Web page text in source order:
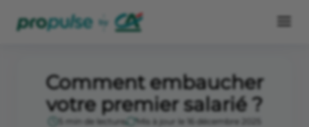
Comment embaucher
votre premier salarié ?
5 min de lecture
Mis à jour le 16 décembre 2025